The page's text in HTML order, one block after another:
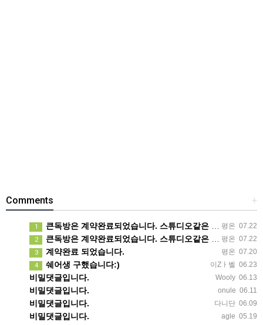
+
Comments
평온 07.22
1 큰독방은 계약완료되었습니다. 스튜디오같은 가장큰방을 2인동시 또는 혼자서 큰독방으로도 즉시입주 가능합니다.
평온 07.22
2 큰독방은 계약완료되었습니다. 스튜디오같은 가장큰방을 2인동시 또는 혼자서 큰독방으로도 즉시입주 가능합니다.
평온 07.20
3 계약완료 되었습니다.
이Zㅏ벨 06.23
4 쉐어생 구했습니다:)
Wooly 06.13
비밀댓글입니다.
onule 06.11
비밀댓글입니다.
다니단 06.09
비밀댓글입니다.
agle 05.19
비밀댓글입니다.